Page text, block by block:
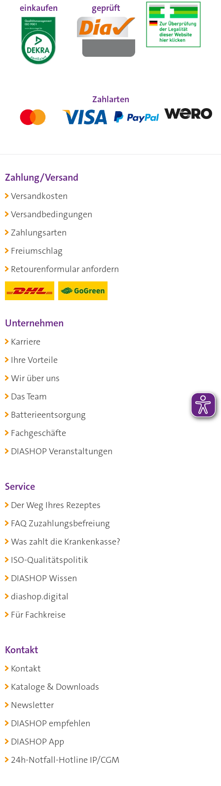
einkaufen
geprüft
Zahlarten
Zahlung/Versand
Versandkosten
Versandbedingungen
Zahlungsarten
Freiumschlag
Retourenformular anfordern
Unternehmen
Karriere
Ihre Vorteile
Wir über uns
Das Team
Batterieentsorgung
Fachgeschäfte
DIASHOP Veranstaltungen
Service
Der Weg Ihres Rezeptes
FAQ Zuzahlungsbefreiung
Was zahlt die Krankenkasse?
ISO-Qualitätspolitik
DIASHOP Wissen
diashop.digital
Für Fachkreise
Kontakt
Kontakt
Kataloge & Downloads
Newsletter
DIASHOP empfehlen
DIASHOP App
24h-Notfall-Hotline IP/CGM